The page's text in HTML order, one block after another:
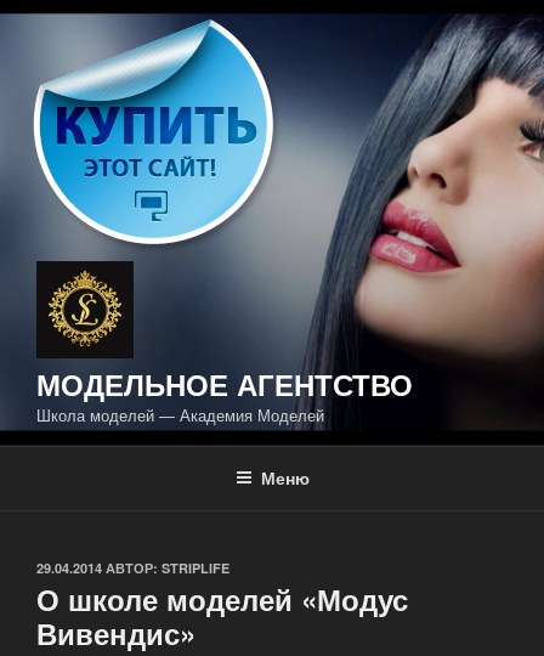
Перейти
содержимому
МОДЕЛЬНОЕ АГЕНТСТВО
Школа моделей — Академия Моделей
Меню
ОПУБЛИКОВАНО
29.04.2014 АВТОР: STRIPLIFE
О школе моделей «Модус
Вивендис»